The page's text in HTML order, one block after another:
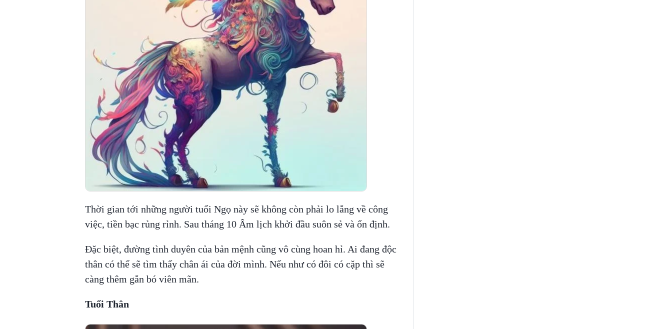
Thời gian tới những người tuổi Ngọ này sẽ không còn phải lo lắng về công
việc, tiền bạc rủng rỉnh. Sau tháng 10 Âm lịch khởi đầu suôn sẻ và ổn định.
Đặc biệt, đường tình duyên của bản mệnh cũng vô cùng hoan hỉ. Ai đang độc
thân có thể sẽ tìm thấy chân ái của đời mình. Nếu như có đôi có cặp thì sẽ
càng thêm gắn bó viên mãn.
Tuổi Thân